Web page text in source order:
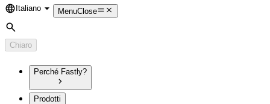
Language
Italiano MenuClose
Cerca
Chiaro
Perché Fastly?
Prodotti